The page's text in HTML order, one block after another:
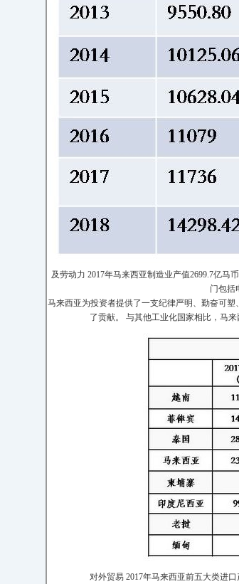
及劳动力 2017年马来西亚制造业产值2699.7亿马
门包括
马来西亚为投资者提供了一支纪律严明、勤奋可
了贡献。 与其他工业化国家相比，马
对外贸易 2017年马来西亚前五大类进